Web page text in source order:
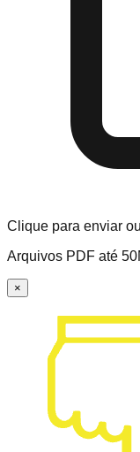
Clique para enviar
Arquivos PDF até
×